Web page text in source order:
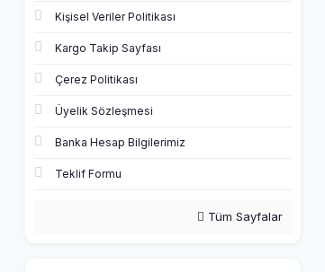
Kişisel Veriler Politikası
Kargo Takip Sayfası
Çerez Politikası
Üyelik Sözleşmesi
Banka Hesap Bilgilerimiz
Teklif Formu
Tüm Sayfalar